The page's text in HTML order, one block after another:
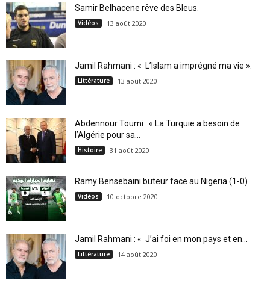
Samir Belhacene rêve des Bleus.
Vidéos 13 août 2020
Jamil Rahmani : « L’Islam a imprégné ma vie ».
Littérature 13 août 2020
Abdennour Toumi : « La Turquie a besoin de
l’Algérie pour sa...
Histoire 31 août 2020
Ramy Bensebaini buteur face au Nigeria (1-0)
Vidéos 10 octobre 2020
Jamil Rahmani : « J’ai foi en mon pays et en...
Littérature 14 août 2020